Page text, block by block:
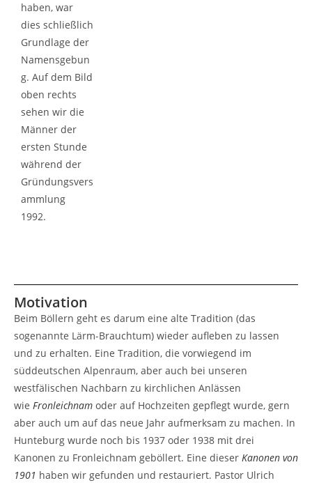
haben, war
dies schließlich
Grundlage der
Namensgebun
g. Auf dem Bild
oben rechts
sehen wir die
Männer der
ersten Stunde
während der
Gründungsvers
ammlung
1992.
Motivation
Beim Böllern geht es darum eine alte Tradition (das
sogenannte Lärm-Brauchtum) wieder aufleben zu lassen
und zu erhalten. Eine Tradition, die vorwiegend im
süddeutschen Alpenraum, aber auch bei unseren
westfälischen Nachbarn zu kirchlichen Anlässen
wie Fronleichnam oder auf Hochzeiten gepflegt wurde, gern
aber auch um auf das neue Jahr aufmerksam zu machen. In
Hunteburg wurde noch bis 1937 oder 1938 mit drei
Kanonen zu Fronleichnam geböllert. Eine dieser Kanonen von
1901 haben wir gefunden und restauriert. Pastor Ulrich